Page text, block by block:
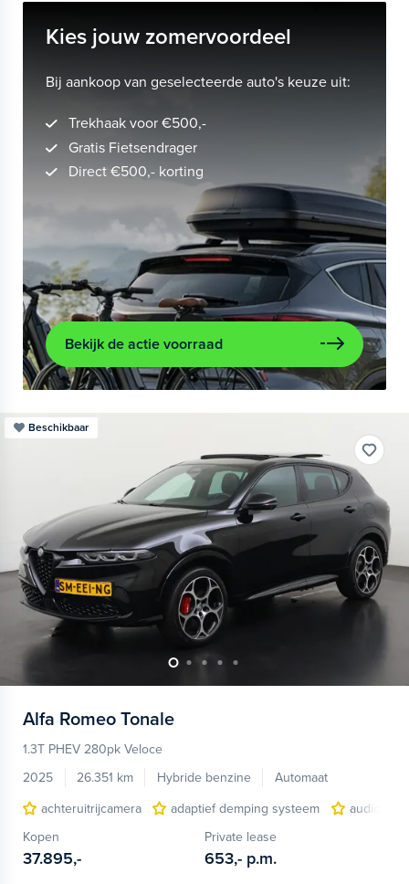
Kies jouw zomervoordeel
Bij aankoop van geselecteerde auto's keuze uit:
Trekhaak voor €500,-
Gratis Fietsendrager
Direct €500,- korting
Bekijk de actie voorraad
Beschikbaar
Alfa Romeo Tonale
1.3T PHEV 280pk Veloce
2025
26.351 km Hybride benzine
Automaat
achteruitrijcamera
adaptief demping systeem
audio
Kopen
37.895,-
Private lease
653,- p.m.